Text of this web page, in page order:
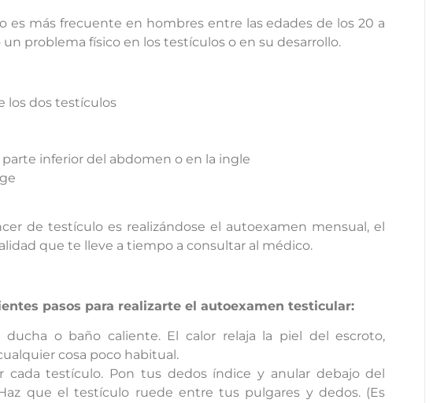
es más frecuente en hombres entre las edades de los 20 a
problema físico en los testículos o en su desarrollo.
los dos testículos
inferior del abdomen o en la ingle
de testículo es realizándose el autoexamen mensual, el
que te lleve a tiempo a consultar al médico.
pasos para realizarte el autoexamen testicular:
o baño caliente. El calor relaja la piel del escroto,
cosa poco habitual.
cada testículo. Pon tus dedos índice y anular debajo del
que el testículo ruede entre tus pulgares y dedos. (Es